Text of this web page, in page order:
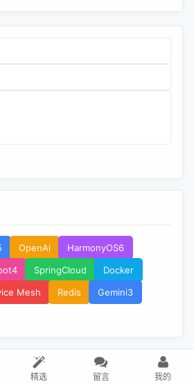
精选 留言 我的
OpenAi
HarmonyOS6
SpringCloud
Docker
Mesh Redis
Gemini3